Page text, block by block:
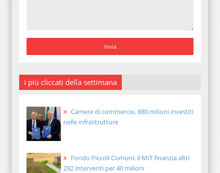
I più cliccati della settimana
Camere di commercio, 880 milioni investiti
nelle infrastrutture
Fondo Piccoli Comuni: il MIT finanzia altri
292 interventi per 40 milioni